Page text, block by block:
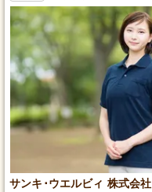
サンキ･ウエルビィ 株式会社